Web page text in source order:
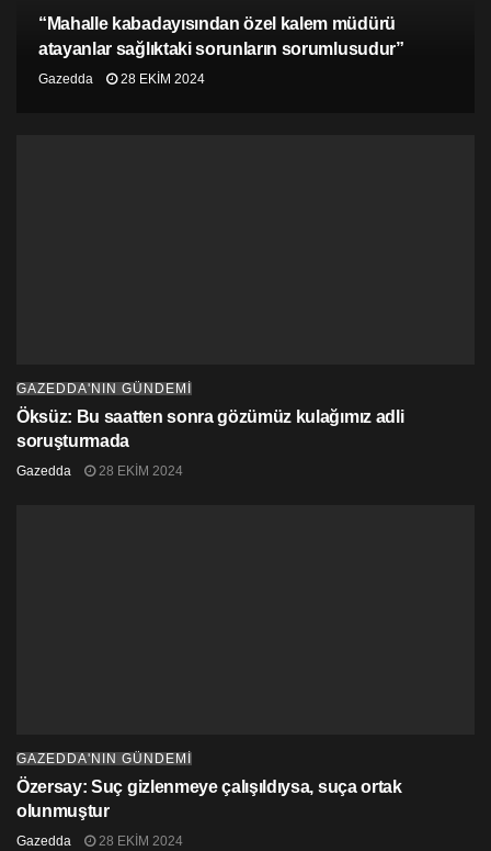
“Mahalle kabadayısından özel kalem müdürü
atayanlar sağlıktaki sorunların sorumlusudur”
Gazedda 28 EKIM 2024
GAZEDDA'NIN GÜNDEMİ
Öksüz: Bu saatten sonra gözümüz kulağımız adli
soruşturmada
Gazedda 28 EKIM 2024
GAZEDDA'NIN GÜNDEMİ
Özersay: Suç gizlenmeye çalışıldıysa, suça ortak
olunmuştur
Gazedda 28 EKIM 2024